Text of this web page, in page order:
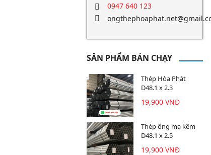
0947 640 123
SẢN PHẨM BÁN CHẠY
Thép Hòa Phát
D48.1 x 2.3
19,900 VNĐ
Thép ống mạ kẽm
D48.1 x 2.5
19,900 VNĐ